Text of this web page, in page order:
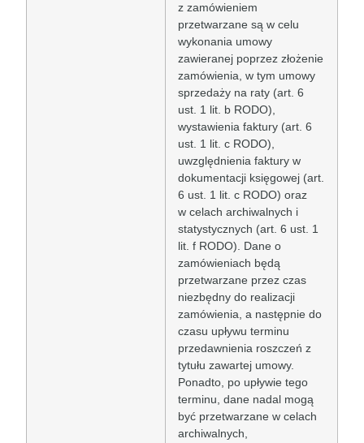
z zamówieniem
przetwarzane są w celu
wykonania umowy
zawieranej poprzez złożenie
zamówienia, w tym umowy
sprzedaży na raty (art. 6
ust. 1 lit. b RODO),
wystawienia faktury (art. 6
ust. 1 lit. c RODO),
uwzględnienia faktury w
dokumentacji księgowej (art.
6 ust. 1 lit. c RODO) oraz
w celach archiwalnych i
statystycznych (art. 6 ust. 1
lit. f RODO). Dane o
zamówieniach będą
przetwarzane przez czas
niezbędny do realizacji
zamówienia, a następnie do
czasu upływu terminu
przedawnienia roszczeń z
tytułu zawartej umowy.
Ponadto, po upływie tego
terminu, dane nadal mogą
być przetwarzane w celach
archiwalnych,